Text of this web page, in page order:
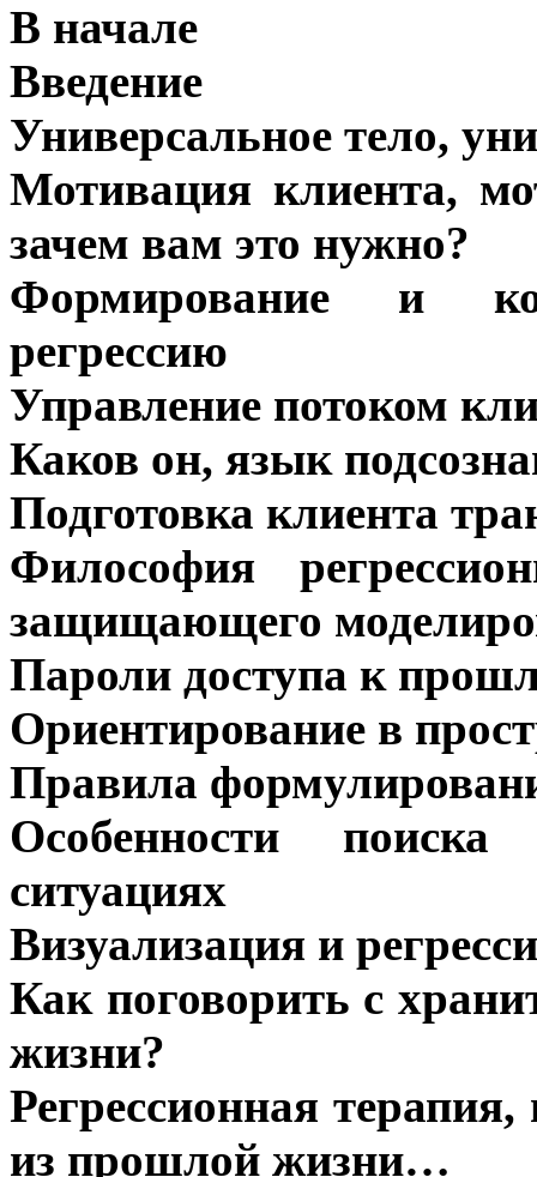
В начале
Введение
Универсальное тело,
Мотивация клиента,
зачем вам это нужно?
Формирование и
регрессию
Управление потоком
Каков он, язык
Подготовка клиента
Философия
защищающего
Пароли доступа к
Ориентирование в
Правила
Особенности
ситуациях
Визуализация и
Как поговорить с
жизни?
Регрессионная
из прошлой жизни…